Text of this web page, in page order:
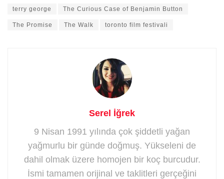
terry george The Curious Case of Benjamin Button
The Promise The Walk toronto film festivali
Serel İğrek
9 Nisan 1991 yılında çok şiddetli yağan
yağmurlu bir günde doğmuş. Yükseleni de
dahil olmak üzere homojen bir koç burcudur.
İsmi tamamen orijinal ve taklitleri gerçeğini